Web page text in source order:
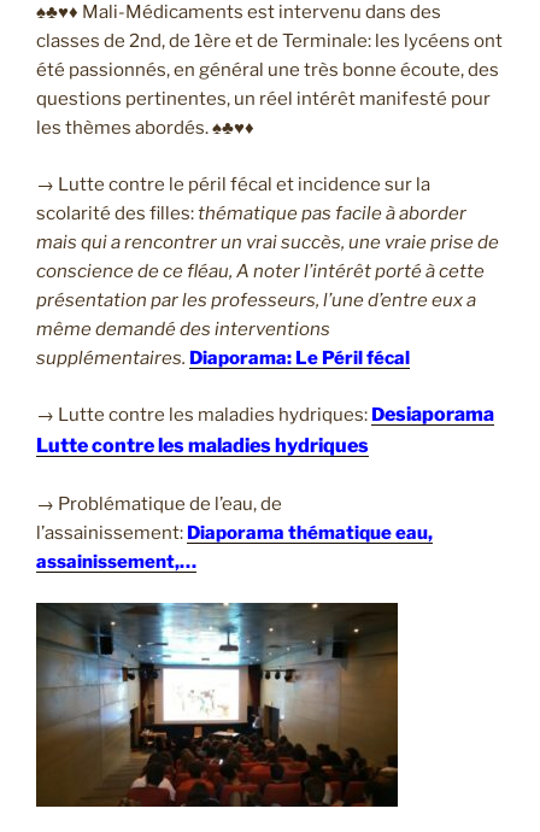
♠♣♥♦ Mali-Médicaments est intervenu dans des
classes de 2nd, de 1ère et de Terminale: les lycéens ont
été passionnés, en général une très bonne écoute, des
questions pertinentes, un réel intérêt manifesté pour
les thèmes abordés. ♠♣♥♦
→ Lutte contre le péril fécal et incidence sur la
scolarité des filles:thématique pas facile à aborder
mais qui a rencontrer un vrai succès, une vraie prise de
conscience de ce fléau, A noter l’intérêt porté à cette
présentation par les professeurs, l’une d’entre eux a
même demandé des interventions
supplémentaires. Diaporama: Le Péril fécal
→ Lutte contre les maladies hydriques: Desiaporama
Lutte contre les maladies hydriques
→ Problématique de l’eau, de
l’assainissement: Diaporama thématique eau,
assainissement,…